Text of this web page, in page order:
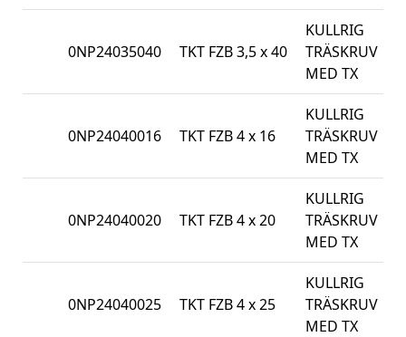
0NP24035040 TKT FZB 3,5 x 40
KULLRIG
TRÄSKRUV
MED TX
0NP24040016 TKT FZB 4 x 16
KULLRIG
TRÄSKRUV
MED TX
0NP24040020 TKT FZB 4 x 20
KULLRIG
TRÄSKRUV
MED TX
0NP24040025 TKT FZB 4 x 25
KULLRIG
TRÄSKRUV
MED TX